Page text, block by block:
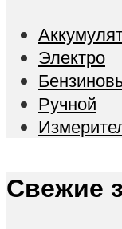
Электро
Ручной
Свежие